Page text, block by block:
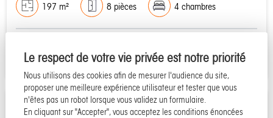
Le respect de votre vie privée est notre priorité
Nous utilisons des cookies afin de mesurer l'audience du site,
proposer une meilleure expérience utilisateur et tester que vous
n'êtes pas un robot lorsque vous validez un formulaire.
En cliquant sur "Accepter", vous acceptez les conditions énoncées
197 m² 8 pièces 4 chambres
898 000 € Détails du bien